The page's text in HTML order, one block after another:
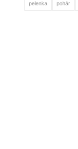
pelenka pohár